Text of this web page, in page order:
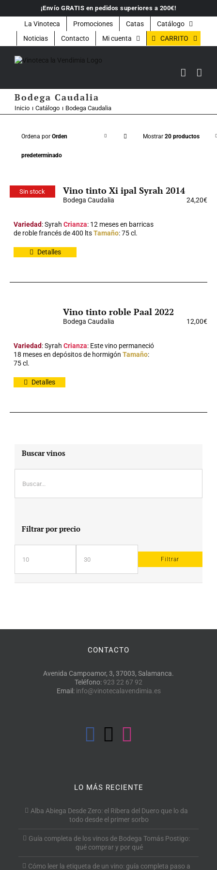
contenido
¡Envío GRATIS en pedidos superiores a 200€!
La Vinoteca Promociones Catas
Catálogo
Noticias
Contacto Mi cuenta CARRITO
Bodega Caudalia
Inicio Catálogo Bodega Caudalia
Ordena por Orden
predeterminado
Mostrar 20 productos
Sin stock Vino tinto Xi ipal Syrah 2014
Bodega Caudalia 24,20€
Variedad: SyrahCrianza: 12 meses en barricas
de roble francés de 400 ltsTamaño: 75 cl.
Detalles
Vino tinto roble Paal 2022
Bodega Caudalia 12,00€
Variedad: SyrahCrianza: Este vino permaneció
18 meses en depósitos de hormigónTamaño:
75 cl.
Detalles
Buscar vinos
Filtrar por precio
Precio
mínimo
Precio
máximo
Filtrar
CONTACTO
Avenida Campoamor, 3, 37003, Salamanca.
Teléfono: 923 22 67 92
Email: info@vinotecalavendimia.es
LO MÁS RECIENTE
Alba Abiega Desde Zero: el Ribera del Duero que lo da
todo desde el primer sorbo
Guía completa de los vinos de Bodega Tomás Postigo:
qué comprar y por qué
Cómo leer la etiqueta de un vino: guía completa paso a